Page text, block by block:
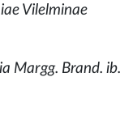
Vilelminae
Margg. Brand. ib.